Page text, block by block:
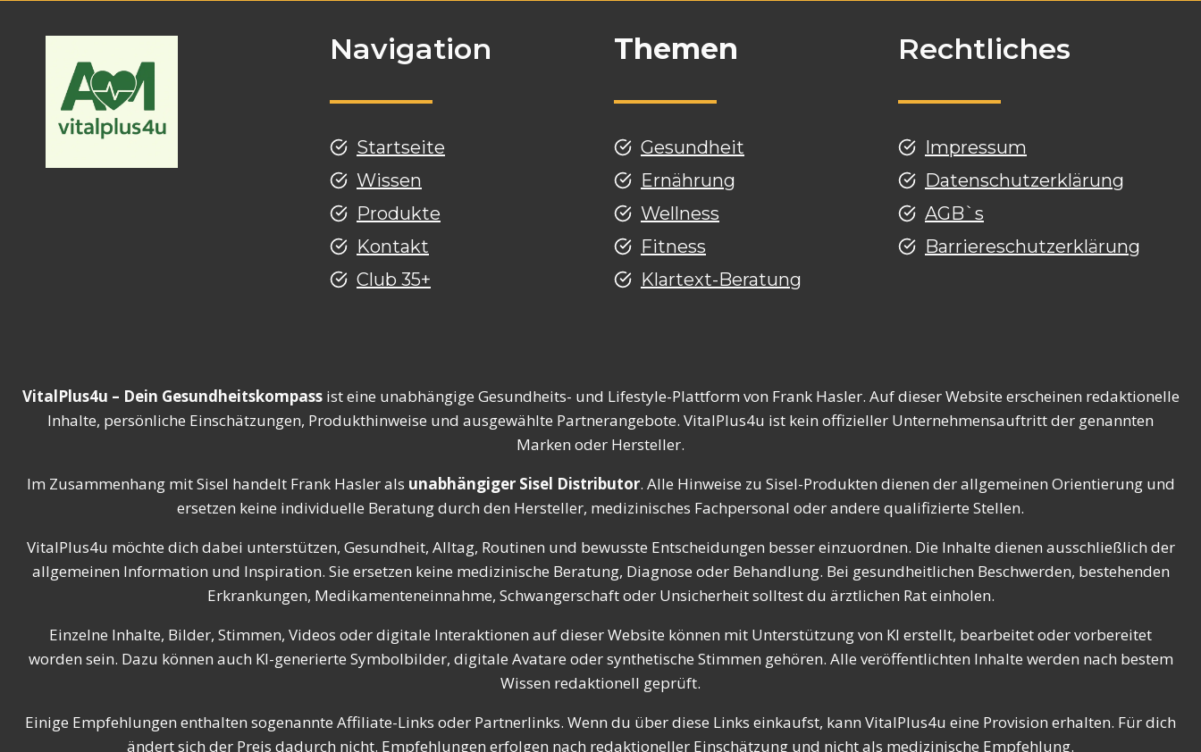
Navigation
Startseite
Wissen
Produkte
Kontakt
Club 35+
Themen
Gesundheit
Ernährung
Wellness
Fitness
Klartext-Beratung
Rechtliches
Impressum
Datenschutzerklärung
AGB`s
Barriereschutzerklärung
VitalPlus4u – Dein Gesundheitskompassist eine unabhängige Gesundheits- und Lifestyle-Plattform von Frank Hasler. Auf dieser Website erscheinen redaktionelle
Inhalte, persönliche Einschätzungen, Produkthinweise und ausgewählte Partnerangebote. VitalPlus4u ist kein offizieller Unternehmensauftritt der genannten
Marken oder Hersteller.
Im Zusammenhang mit Sisel handelt Frank Hasler als unabhängiger Sisel Distributor. Alle Hinweise zu Sisel-Produkten dienen der allgemeinen Orientierung und
ersetzen keine individuelle Beratung durch den Hersteller, medizinisches Fachpersonal oder andere qualifizierte Stellen.
VitalPlus4u möchte dich dabei unterstützen, Gesundheit, Alltag, Routinen und bewusste Entscheidungen besser einzuordnen. Die Inhalte dienen ausschließlich der
allgemeinen Information und Inspiration. Sie ersetzen keine medizinische Beratung, Diagnose oder Behandlung. Bei gesundheitlichen Beschwerden, bestehenden
Erkrankungen, Medikamenteneinnahme, Schwangerschaft oder Unsicherheit solltest du ärztlichen Rat einholen.
Einzelne Inhalte, Bilder, Stimmen, Videos oder digitale Interaktionen auf dieser Website können mit Unterstützung von KI erstellt, bearbeitet oder vorbereitet
worden sein. Dazu können auch KI-generierte Symbolbilder, digitale Avatare oder synthetische Stimmen gehören. Alle veröffentlichten Inhalte werden nach bestem
Wissen redaktionell geprüft.
Einige Empfehlungen enthalten sogenannte Affiliate-Links oder Partnerlinks. Wenn du über diese Links einkaufst, kann VitalPlus4u eine Provision erhalten. Für dich
ändert sich der Preis dadurch nicht. Empfehlungen erfolgen nach redaktioneller Einschätzung und nicht als medizinische Empfehlung.